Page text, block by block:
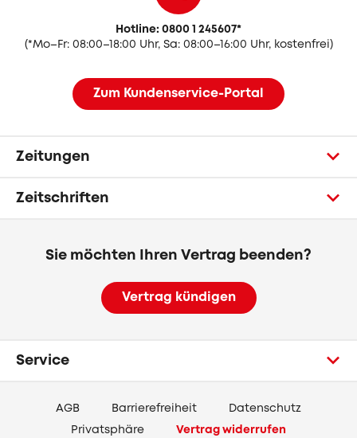
Hotline: 0800 1 245607*
(*Mo–Fr: 08:00–18:00 Uhr, Sa: 08:00–16:00 Uhr, kostenfrei)
Zum Kundenservice-Portal
Zeitungen
Zeitschriften
Sie möchten Ihren Vertrag beenden?
Vertrag kündigen
Service
AGB Barrierefreiheit Datenschutz
Privatsphäre Vertrag widerrufen